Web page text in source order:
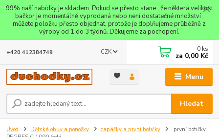
99% naší nabídky je skladem. Pokud se přesto stane , že některá velikost
bačkor je momentálně vyprodaná nebo není dostatečné množství ,
můžete položku přesto objednat, protože je doplňujeme průběžně z
výroby od 1 do 3 týdnů. Děkujeme za pochopení.
Menu
CZK
Hledat
+420 412384749 0 ks
za 0,00 Kč
Úvod Dětská obuv a ponožky capáčky a první botičky
první botičky